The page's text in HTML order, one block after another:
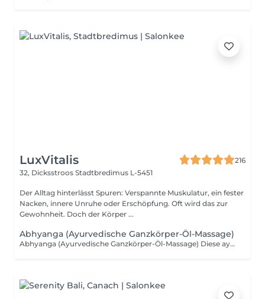
LuxVitalis
216
32, Dicksstroos Stadtbredimus L-5451
Der Alltag hinterlässt Spuren: Verspannte Muskulatur, ein fester
Nacken, innere Unruhe oder Erschöpfung. Oft wird das zur
Gewohnheit. Doch der Körper ...
Abhyanga (Ayurvedische Ganzkörper-Öl-Massage)
Abhyanga (Ayurvedische Ganzkörper-Öl-Massage) Diese ayurvedische Ganzkörper-Öl-Massage schenkt Ruhe, Ausgleich und innere Harmonie. Mit warmem ayurvedischem Öl wird der gesamte Körper sanft umhüllt und massiert. Die Behandlung harmonisiert die Körperenergien, beruhigt das Nervensystem, stärkt das Immunsystem, regt den Lymphfluss an und pflegt Haut sowie Gewebe. Energie, Vitalität und Wohlbefinden kehren zurück.